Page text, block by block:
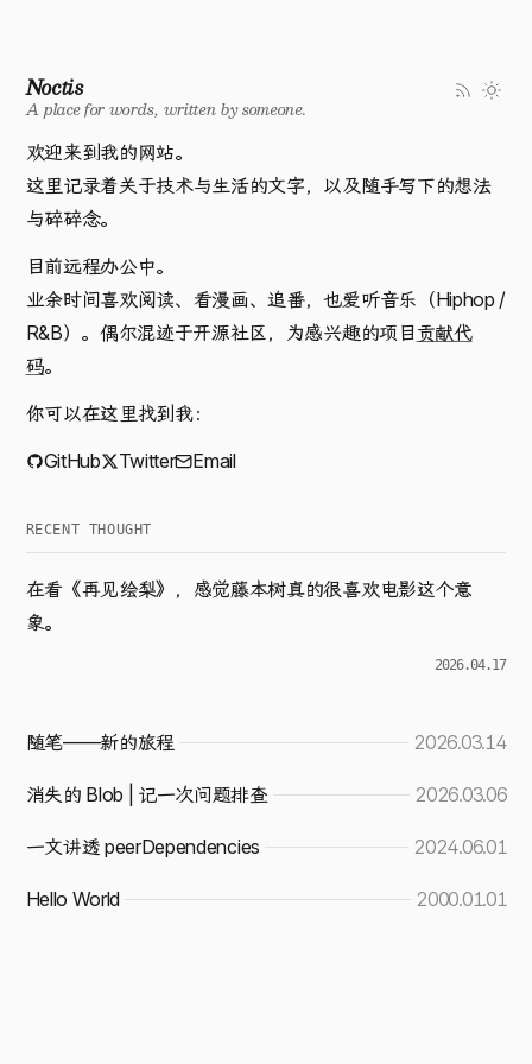
Noctis
A place for words, written by someone.
欢迎来到我的网站。
这里记录着关于技术与生活的文字，以及随手写下的想法
与碎碎念。
目前远程办公中。
业余时间喜欢阅读、看漫画、追番，也爱听音乐（Hiphop /
R&B）。偶尔混迹于开源社区，为感兴趣的项目贡献代
码。
你可以在这里找到我：
GitHub
Twitter Email
RECENT THOUGHT
在看《再见绘梨》，感觉藤本树真的很喜欢电影这个意
象。
2026.04.17
随笔——新的旅程 2026.03.14
消失的 Blob | 记一次问题排查 2026.03.06
一文讲透 peerDependencies 2024.06.01
Hello World 2000.01.01